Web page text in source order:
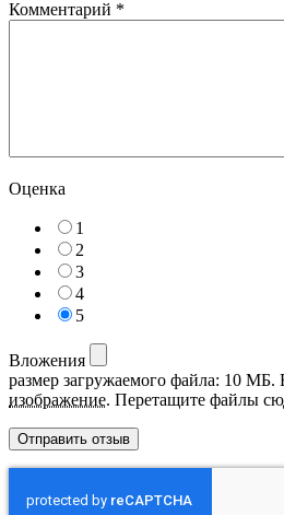
Комментарий *
Оценка
1
2
3
4
5
Вложения
размер загружаемого файла: 10 МБ.
изображение. Перетащите файлы